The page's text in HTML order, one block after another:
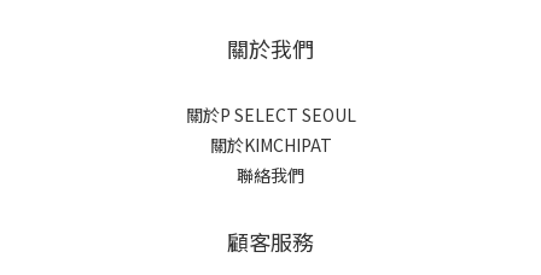
關於我們
關於P SELECT SEOUL
關於KIMCHIPAT
聯絡我們
顧客服務